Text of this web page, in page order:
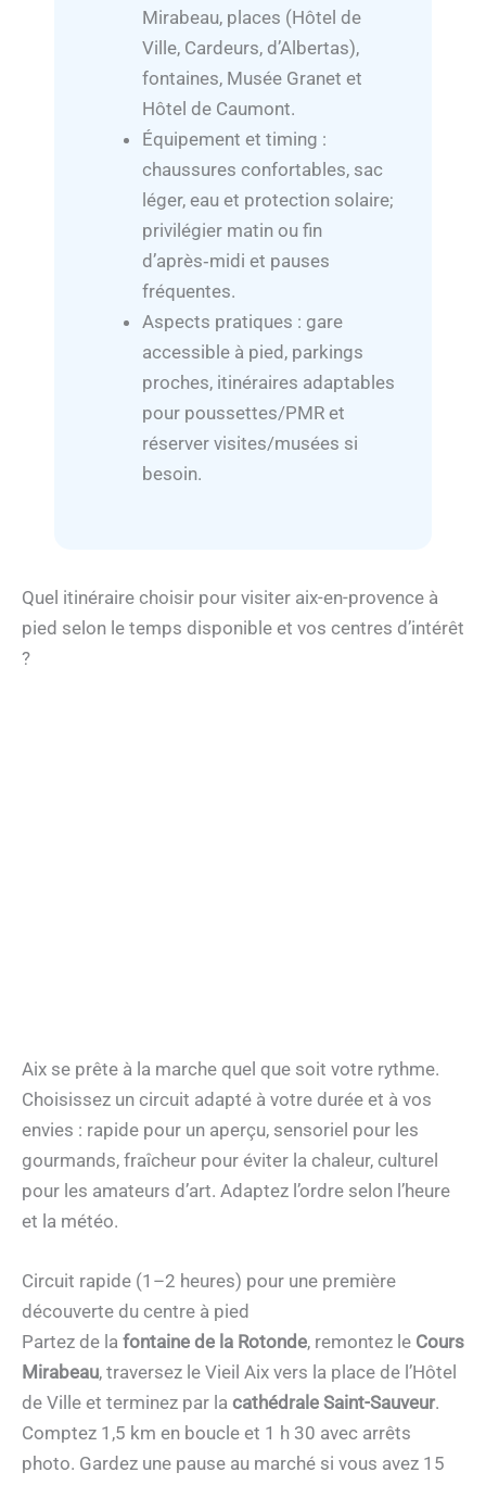
Mirabeau, places (Hôtel de
Ville, Cardeurs, d’Albertas),
fontaines, Musée Granet et
Hôtel de Caumont.
Équipement et timing :
chaussures confortables, sac
léger, eau et protection solaire;
privilégier matin ou fin
d’après‑midi et pauses
fréquentes.
Aspects pratiques : gare
accessible à pied, parkings
proches, itinéraires adaptables
pour poussettes/PMR et
réserver visites/musées si
besoin.
Quel itinéraire choisir pour visiter aix-en-provence à
pied selon le temps disponible et vos centres d’intérêt
?
Aix se prête à la marche quel que soit votre rythme.
Choisissez un circuit adapté à votre durée et à vos
envies : rapide pour un aperçu, sensoriel pour les
gourmands, fraîcheur pour éviter la chaleur, culturel
pour les amateurs d’art. Adaptez l’ordre selon l’heure
et la météo.
Circuit rapide (1–2 heures) pour une première
découverte du centre à pied
Partez de la fontaine de la Rotonde, remontez le Cours
Mirabeau, traversez le Vieil Aix vers la place de l’Hôtel
de Ville et terminez par la cathédrale Saint-Sauveur.
Comptez 1,5 km en boucle et 1 h 30 avec arrêts
photo. Gardez une pause au marché si vous avez 15